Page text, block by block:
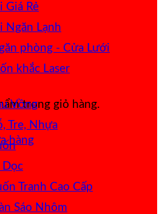
trong giỏ hàng.
hàng
Giá Rẻ
Ngăn Lạnh
phòng - Cửa Lưới
khắc Laser
Vồng
Tre, Nhựa
Dọc
Tranh Cao Cấp
Sáo Nhôm